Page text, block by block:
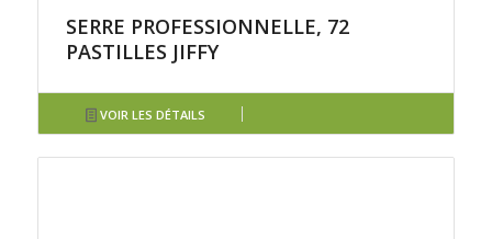
SERRE PROFESSIONNELLE, 72
PASTILLES JIFFY
VOIR LES DÉTAILS